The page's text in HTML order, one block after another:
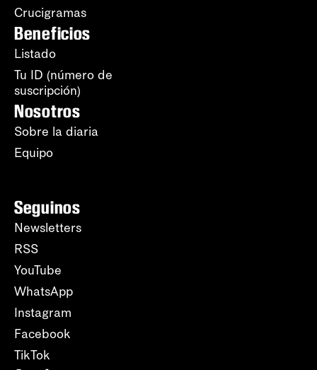
Crucigramas
Beneficios
Listado
Tu ID (número de
suscripción)
Nosotros
Sobre la diaria
Equipo
Seguinos
Newsletters
RSS
YouTube
WhatsApp
Instagram
Facebook
TikTok